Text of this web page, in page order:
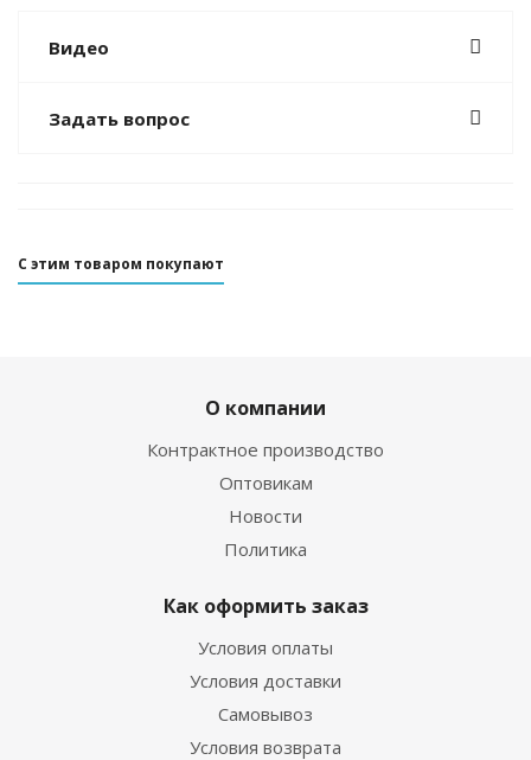
Видео
Задать вопрос
С этим товаром покупают
О компании
Контрактное производство
Оптовикам
Новости
Политика
Как оформить заказ
Условия оплаты
Условия доставки
Самовывоз
Условия возврата